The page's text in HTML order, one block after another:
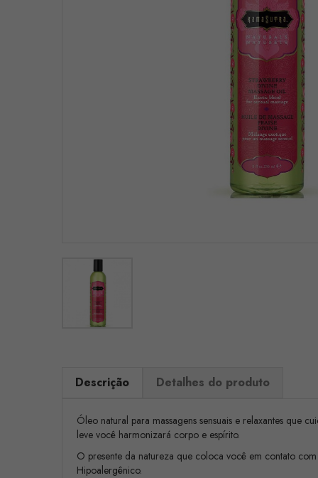
Descrição Detalhes do produto
Óleo natural para massagens sensuais e relaxantes que
leve você harmonizará corpo e espírito.
O presente da natureza que coloca você em contato
Hipoalergênico.